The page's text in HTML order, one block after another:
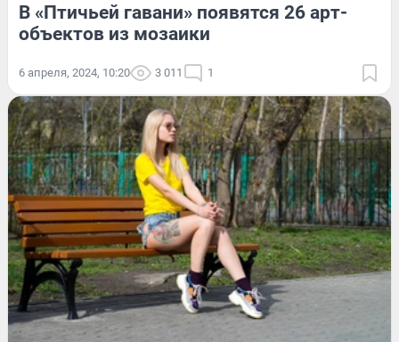
В «Птичьей гавани» появятся 26 арт-
объектов из мозаики
6 апреля, 2024, 10:20 3 011 1